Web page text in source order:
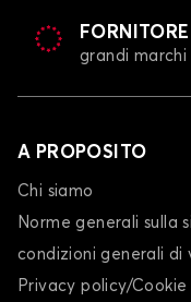
grandi marchi
A PROPOSITO
Chi siamo
Norme generali sulla
condizioni generali di
Privacy policy/